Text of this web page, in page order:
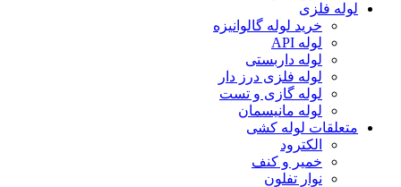
لوله فلزی
خرید لوله گالوانیزه
لوله API
لوله داربستی
لوله فلزی درز دار
لوله گازی و تست
لوله مانیسمان
متعلقات لوله کشی
الکترود
خمیر و کنف
نوار تفلون